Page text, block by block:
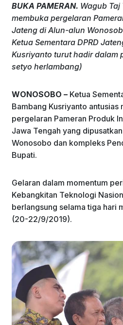
c
e
b
o
o
k
k
e
dI
n
at
s
A
p
e
gr
a
m
BUKA PAMERAN. Wagub Taj
membuka pergelaran
Jateng di Alun-alun
Ketua Sementara DPRD
Kusriyanto turut hadir dalam
setyo herlambang)
WONOSOBO – Ketua
Bambang Kusriyanto
pergelaran Pameran Produk
Jawa Tengah yang
Wonosobo dan kompleks
Bupati.
Gelaran dalam momentum
Kebangkitan Teknologi
berlangsung selama tiga hari
(20-22/9/2019).